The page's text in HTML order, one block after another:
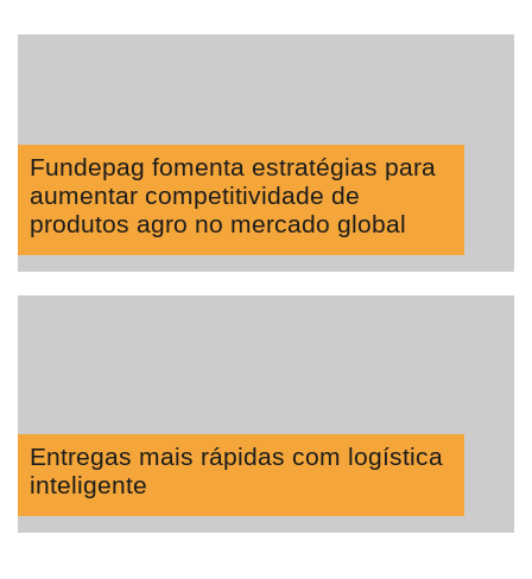
Fundepag fomenta estratégias para
aumentar competitividade de
produtos agro no mercado global
Entregas mais rápidas com logística
inteligente